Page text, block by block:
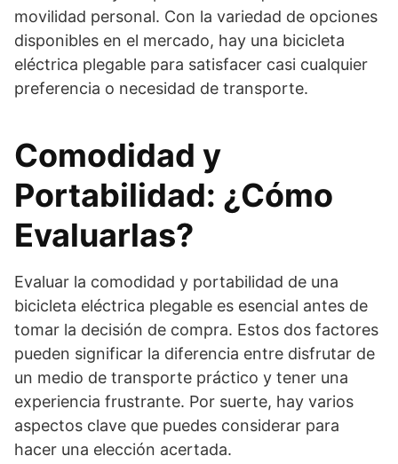
movilidad personal. Con la variedad de opciones
disponibles en el mercado, hay una bicicleta
eléctrica plegable para satisfacer casi cualquier
preferencia o necesidad de transporte.
Comodidad y
Portabilidad: ¿Cómo
Evaluarlas?
Evaluar la comodidad y portabilidad de una
bicicleta eléctrica plegable es esencial antes de
tomar la decisión de compra. Estos dos factores
pueden significar la diferencia entre disfrutar de
un medio de transporte práctico y tener una
experiencia frustrante. Por suerte, hay varios
aspectos clave que puedes considerar para
hacer una elección acertada.